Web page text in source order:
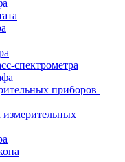
спектрометра
приборов